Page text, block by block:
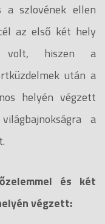
a szlovének ellen
az első két hely
volt, hiszen a
után a
helyén végzett
a
és két
végzett: